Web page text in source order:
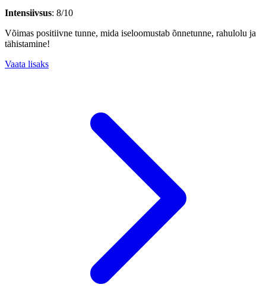
Intensiivsus: 8/10
Võimas positiivne tunne, mida iseloomustab õnnetunne, rahulolu ja
tähistamine!
Vaata lisaks